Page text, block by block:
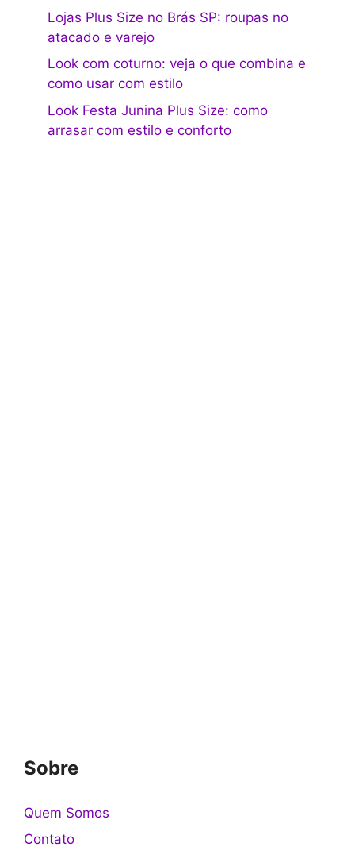
Lojas Plus Size no Brás SP: roupas no
atacado e varejo
Look com coturno: veja o que combina e
como usar com estilo
Look Festa Junina Plus Size: como
arrasar com estilo e conforto
Sobre
Quem Somos
Contato